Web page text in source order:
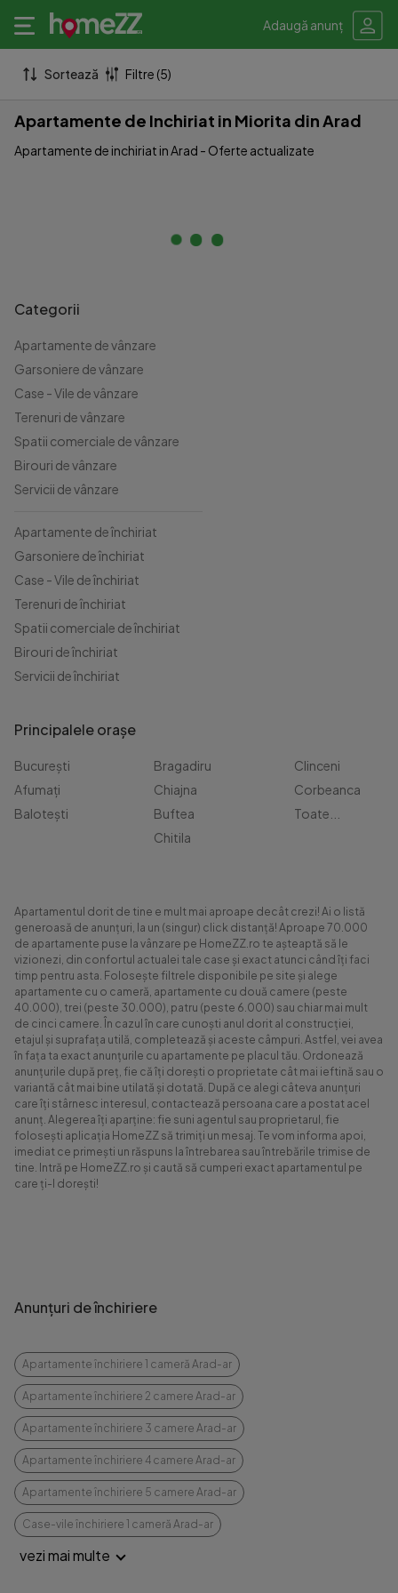
Adaugă anunț
Sortează Filtre (5)
Apartamente de Inchiriat in Miorita din Arad
Apartamente de inchiriat in Arad - Oferte actualizate
Categorii
Apartamente de vânzare
Garsoniere de vânzare
Case - Vile de vânzare
Terenuri de vânzare
Spatii comerciale de vânzare
Birouri de vânzare
Servicii de vânzare
Apartamente de închiriat
Garsoniere de închiriat
Case - Vile de închiriat
Terenuri de închiriat
Spatii comerciale de închiriat
Birouri de închiriat
Servicii de închiriat
Principalele orașe
București
Afumați
Balotești
Bragadiru
Chiajna
Buftea
Chitila
Clinceni
Corbeanca
Toate...
Apartamentul dorit de tine e mult mai aproape decât crezi! Ai o listă
generoasă de anunțuri, la un (singur) click distanță! Aproape 70.000
de apartamente puse la vânzare pe HomeZZ.ro te așteaptă să le
vizionezi, din confortul actualei tale case și exact atunci când îți faci
timp pentru asta. Folosește filtrele disponibile pe site și alege
apartamente cu o cameră, apartamente cu două camere (peste
40.000), trei (peste 30.000), patru (peste 6.000) sau chiar mai mult
de cinci camere. În cazul în care cunoști anul dorit al construcției,
etajul și suprafața utilă, completează și aceste câmpuri. Astfel, vei avea
în fața ta exact anunțurile cu apartamente pe placul tău. Ordonează
anunțurile după preț, fie că îți dorești o proprietate cât mai ieftină sau o
variantă cât mai bine utilată și dotată. După ce alegi câteva anunțuri
care îți stârnesc interesul, contactează persoana care a postat acel
anunț. Alegerea îți aparține: fie suni agentul sau proprietarul, fie
folosești aplicația HomeZZ să trimiți un mesaj. Te vom informa apoi,
imediat ce primești un răspuns la întrebarea sau întrebările trimise de
tine. Intră pe HomeZZ.ro și caută să cumperi exact apartamentul pe
care ți-l dorești!
Anunțuri de închiriere
Apartamente închiriere 1 cameră Arad-ar
Apartamente închiriere 2 camere Arad-ar
Apartamente închiriere 3 camere Arad-ar
Apartamente închiriere 4 camere Arad-ar
Apartamente închiriere 5 camere Arad-ar
Case-vile închiriere 1 cameră Arad-ar
vezi mai multe